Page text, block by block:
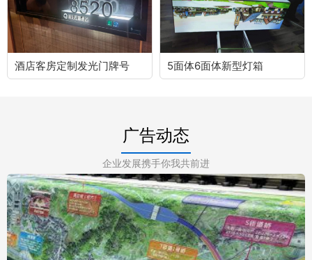
酒店客房定制发光门牌号 5面体6面体新型灯箱
广告动态
企业发展携手你我共前进